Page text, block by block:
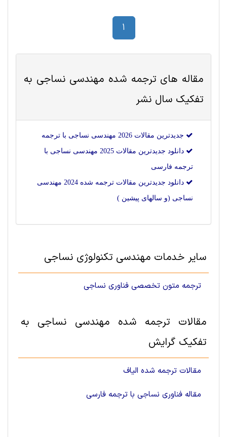
1
مقاله های ترجمه شده مهندسی نساجی به
تفکیک سال نشر
جدیدترین مقالات 2026 مهندسی نساجی با ترجمه
دانلود جدیدترین مقالات 2025 مهندسی نساجی با
ترجمه فارسی
دانلود جدیدترین مقالات ترجمه شده 2024 مهندسی
نساجی (و سالهای پیشین )
سایر خدمات مهندسی تکنولوژی نساجی
ترجمه متون تخصصی فناوری نساجی
مقالات ترجمه شده مهندسی نساجی به
تفکیک گرایش
مقالات ترجمه شده الیاف
مقاله فناوری نساجی با ترجمه فارسی